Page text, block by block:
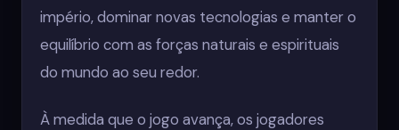
império, dominar novas tecnologias e manter o
equilíbrio com as forças naturais e espirituais
do mundo ao seu redor.
À medida que o jogo avança, os jogadores